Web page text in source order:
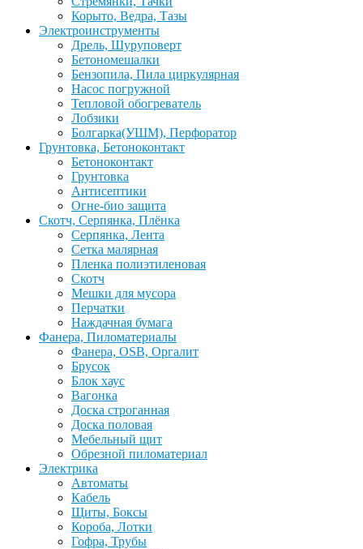
Корыто, Ведра, Тазы
Электроинструменты
Дрель, Шуруповерт
Бетономешалки
Бензопила, Пила циркулярная
Насос погружной
Тепловой обогреватель
Лобзики
Болгарка(УШМ), Перфоратор
Грунтовка, Бетоноконтакт
Бетоноконтакт
Грунтовка
Антисептики
Огне-био защита
Скотч, Серпянка, Плёнка
Серпянка, Лента
Сетка малярная
Пленка полиэтиленовая
Скотч
Мешки для мусора
Перчатки
Наждачная бумага
Фанера, Пиломатериалы
Фанера, OSB, Оргалит
Брусок
Блок хаус
Вагонка
Доска строганная
Доска половая
Мебельный щит
Обрезной пиломатериал
Электрика
Автоматы
Кабель
Щиты, Боксы
Короба, Лотки
Гофра, Трубы